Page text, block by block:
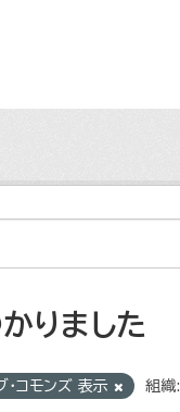
りました
・コモンズ 表示 組織: